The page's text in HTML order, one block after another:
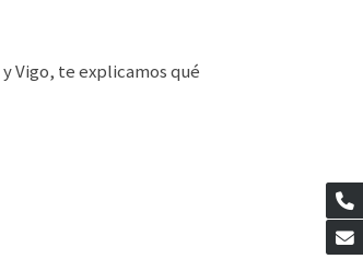
y Vigo, te explicamos qué